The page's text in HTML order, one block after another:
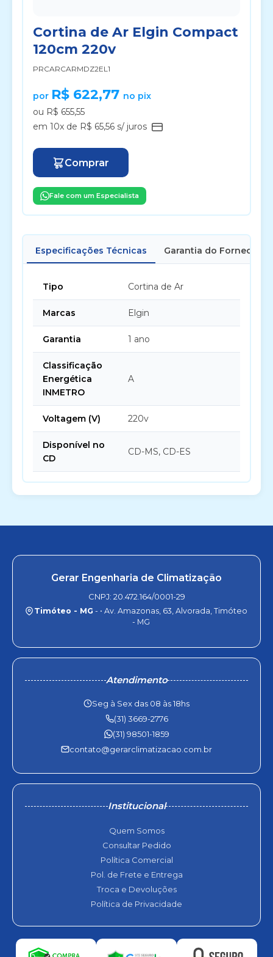
Cortina de Ar Elgin Compact
120cm 220v
PRCARCARMDZ2EL1
por R$ 622,77 no pix
ou R$ 655,55
em 10x de R$ 65,56 s/ juros
Comprar
Fale com um Especialista
Especificações Técnicas Garantia do Fornecedor
Tipo Cortina de Ar
Marcas Elgin
Garantia 1 ano
Classificação
Energética
INMETRO
A
Voltagem (V) 220v
Disponível no
CD
CD-MS, CD-ES
Gerar Engenharia de Climatização
CNPJ: 20.472.164/0001-29
Timóteo - MG - • Av. Amazonas, 63, Alvorada, Timóteo
- MG
Atendimento
Seg à Sex das 08 às 18hs
(31) 3669-2776
(31) 98501-1859
contato@gerarclimatizacao.com.br
Institucional
Quem Somos
Consultar Pedido
Política Comercial
Pol. de Frete e Entrega
Troca e Devoluções
Política de Privacidade